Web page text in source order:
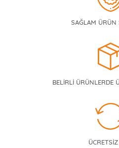
SAĞLAM ÜRÜN
BELİRLİ ÜRÜNLERDE